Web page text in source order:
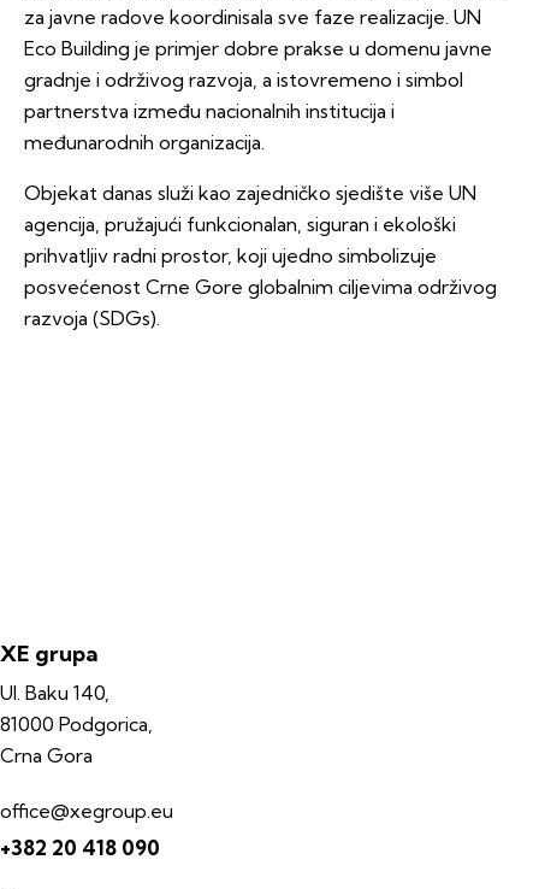
za javne radove koordinisala sve faze realizacije. UN
Eco Building je primjer dobre prakse u domenu javne
gradnje i održivog razvoja, a istovremeno i simbol
partnerstva između nacionalnih institucija i
međunarodnih organizacija.
Objekat danas služi kao zajedničko sjedište više UN
agencija, pružajući funkcionalan, siguran i ekološki
prihvatljiv radni prostor, koji ujedno simbolizuje
posvećenost Crne Gore globalnim ciljevima održivog
razvoja (SDGs).
XE grupa
Ul. Baku 140,
81000 Podgorica,
Crna Gora
office@xegroup.eu
+382 20 418 090